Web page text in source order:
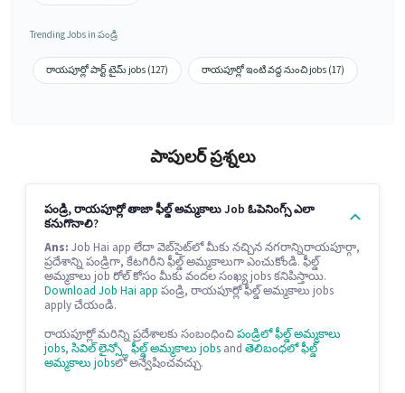
Trending Jobs in పండ్రి
రాయపూర్లో పార్ట్ టైమ్ jobs (127) రాయపూర్లో ఇంటి వద్ద నుంచి jobs (17)
పాపులర్ ప్రశ్నలు
పండ్రి, రాయపూర్లో తాజా ఫీల్డ్ అమ్మకాలు Job ఓపెనింగ్స్ ఎలా
కనుగొనాలి?
Ans: Job Hai app లేదా వెబ్‌సైట్‌లో మీకు నచ్చిన నగరాన్నిరాయపూర్గా,
ప్రదేశాన్ని పండ్రిగా, కేటగిరీని ఫీల్డ్ అమ్మకాలుగా ఎంచుకోండి. ఫీల్డ్
అమ్మకాలు job రోల్ కోసం మీకు వందల సంఖ్య jobs కనిపిస్తాయి.
Download Job Hai app పండ్రి, రాయపూర్లో ఫీల్డ్ అమ్మకాలు jobs
apply చేయండి.
రాయపూర్లో మరిన్ని ప్రదేశాలకు సంబంధించిపండ్రిలో ఫీల్డ్ అమ్మకాలు
jobs, సివిల్ లైన్స్లో ఫీల్డ్ అమ్మకాలు jobs and తెలిబంధలో ఫీల్డ్
అమ్మకాలు jobsలో అన్వేషించవచ్చు.